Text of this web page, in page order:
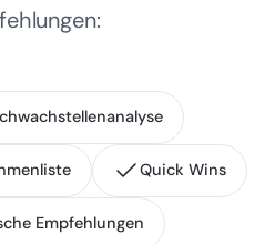
Quick Wins
Empfehlungen